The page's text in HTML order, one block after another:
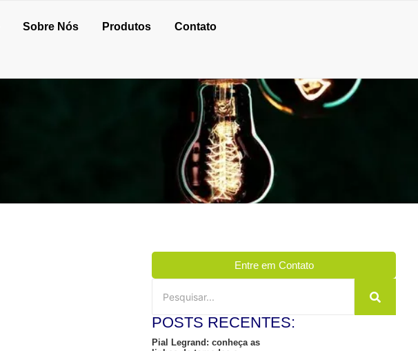
Sobre Nós Produtos Contato
Entre em Contato
POSTS RECENTES:
Pial Legrand: conheça as